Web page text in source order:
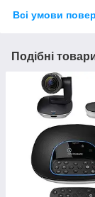
Всі умови
Подібні